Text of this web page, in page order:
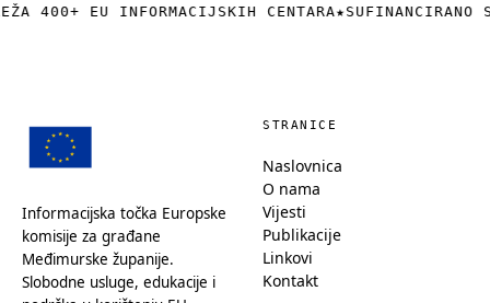
400+ EU INFORMACIJSKIH CENTARA★ SUFINANCIRANO
Informacijska točka Europske
komisije za građane
Međimurske županije.
Slobodne usluge, edukacije i
STRANICE
Naslovnica
O nama
Vijesti
Publikacije
Linkovi
Kontakt